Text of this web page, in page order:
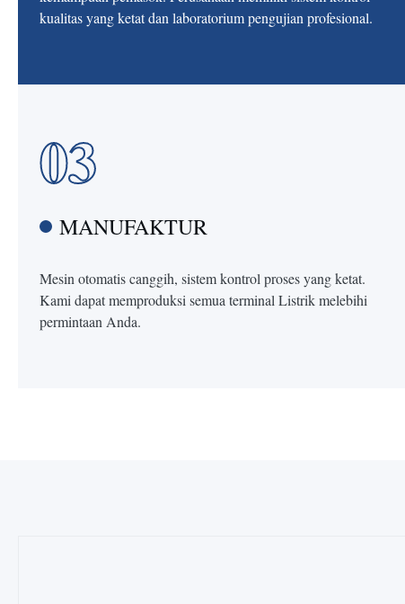
kualitas yang ketat dan laboratorium pengujian profesional.
03
MANUFAKTUR
Mesin otomatis canggih, sistem kontrol proses yang ketat.
Kami dapat memproduksi semua terminal Listrik melebihi
permintaan Anda.